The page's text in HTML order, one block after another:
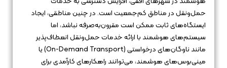
حمل‌ونقل در مناطق کم‌جمعیت است. در چنین مناطقی، ایجاد
ایستگاه‌های ثابت ممکن است مقرون‌به‌صرفه نباشد، اما
سیستم‌های هوشمند با ارائه خدمات حمل‌ونقل انعطاف‌پذیر
مانند ناوگان‌های درخواستی (On-Demand Transport) یا
مینی‌بوس‌های هوشمند، می‌توانند راهکارهای کارآمدی برای